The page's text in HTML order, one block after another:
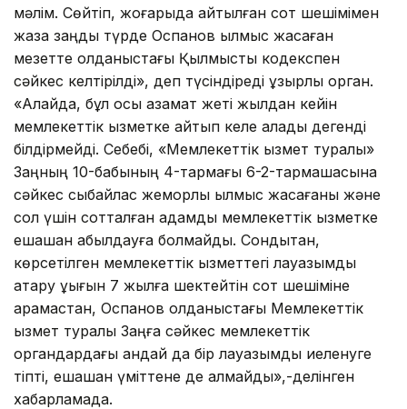
мәлім. Сөйтіп, жоғарыда айтылған сот шешімімен
жаза заңды түрде Оспанов қылмыс жасаған
мезетте қолданыстағы Қылмыстық кодекспен
сәйкес келтірілді», деп түсіндіреді құзырлы орган.
«Алайда, бұл осы азамат жеті жылдан кейін
мемлекеттік қызметке қайтып келе алады дегенді
білдірмейді. Себебі, «Мемлекеттік қызмет туралы»
Заңның 10-бабының 4-тармағы 6-2-тармақшасына
сәйкес сыбайлас жемқорлық қылмыс жасағаны және
сол үшін сотталған адамды мемлекеттік қызметке
ешқашан қабылдауға болмайды. Сондықтан,
көрсетілген мемлекеттік қызметтегі лауазымды
атқару құқығын 7 жылға шектейтін сот шешіміне
қарамастан, Оспанов қолданыстағы Мемлекеттік
қызмет туралы Заңға сәйкес мемлекеттік
органдардағы қандай да бір лауазымды иеленуге
тіпті, ешқашан үміттене де алмайды»,-делінген
хабарламада.